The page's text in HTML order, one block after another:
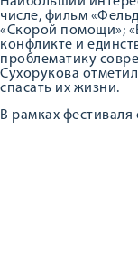
числе, фильм
«Скорой помощи»;
конфликте и
проблематику
Сухорукова
спасать их жизни.
В рамках